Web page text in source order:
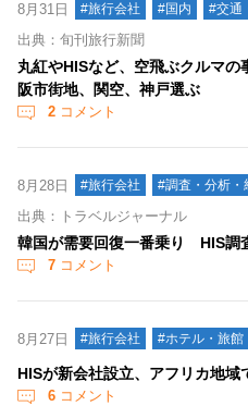
8月31日 #旅行会社 #国内 #交通
出典：旬刊旅行新聞
丸紅やHISなど、空飛ぶクルマ
阪市街地、関空、神戸選ぶ
2 コメント
8月28日 #旅行会社 #調査・分析・
出典：トラベルジャーナル
韓国が需要回復一番乗り HIS調
7 コメント
8月27日 #旅行会社 #ホテル・旅館
HISが新会社設立、アフリカ地域
6 コメント